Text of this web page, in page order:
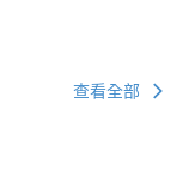
查看全部